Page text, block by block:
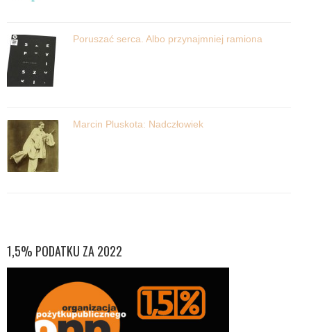
Poruszać serca. Albo przynajmniej ramiona
Marcin Pluskota: Nadczłowiek
1,5% PODATKU ZA 2022